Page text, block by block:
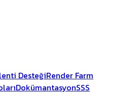
DesteğiRender Farm
DokümantasyonSSS